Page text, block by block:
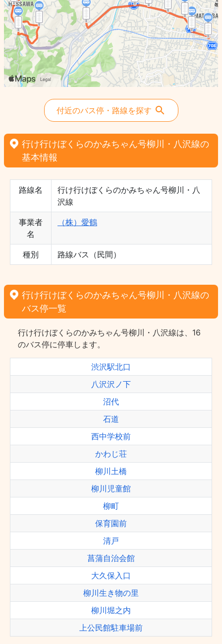
付近のバス停・路線を探す
行け行けぼくらのかみちゃん号柳川・八沢線の
基本情報
路線名
行け行けぼくらのかみちゃん号柳川・八
沢線
事業者
名
（株）愛鶴
種別 路線バス（民間）
行け行けぼくらのかみちゃん号柳川・八沢線の
バス停一覧
行け行けぼくらのかみちゃん号柳川・八沢線は、16
のバス停に停車します。
渋沢駅北口
八沢沢ノ下
沼代
石道
西中学校前
かわじ荘
柳川土橋
柳川児童館
柳町
保育園前
清戸
菖蒲自治会館
大久保入口
柳川生き物の里
柳川堀之内
上公民館駐車場前